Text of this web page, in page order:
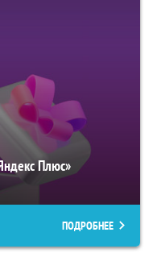
Плюс»
ПОДРОБНЕЕ